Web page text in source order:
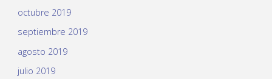
octubre 2019
septiembre 2019
agosto 2019
julio 2019